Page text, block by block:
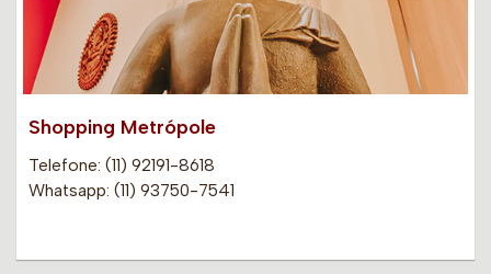
Shopping Metrópole
Telefone: (11) 92191-8618
Whatsapp: (11) 93750-7541